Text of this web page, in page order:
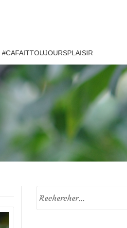
#CAFAITTOUJOURSPLAISIR